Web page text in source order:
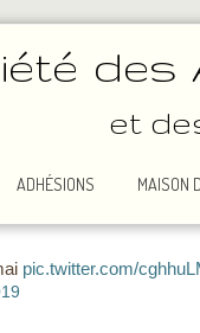
des
et
ADHÉSIONS MAISON
pic.twitter.com/